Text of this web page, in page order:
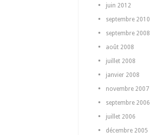
juin 2012
septembre 2010
septembre 2008
août 2008
juillet 2008
janvier 2008
novembre 2007
septembre 2006
juillet 2006
décembre 2005